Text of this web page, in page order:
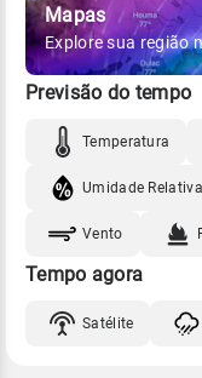
Mapas
Explore sua região
Previsão do tempo
Temperatura
Umidade Relativa
Vento
Tempo agora
Satélite